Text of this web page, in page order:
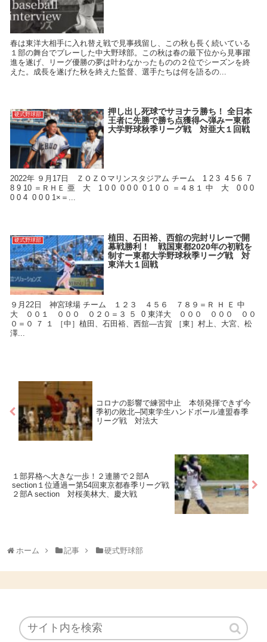
春は東洋大相手に入れ替え戦で見事残留し、この秋も長く続いている
１部の舞台でプレーした中大野球部。この秋は春の最下位から見事躍
進を遂げ、リーグ優勝の夢は叶わなかったものの２位でシーズンを終
えた。成長を遂げた秋を終えた監督、選手たちは何を語るの...
硬式野球部
押し出し死球でサヨナラ勝ち！ 全日本
王者に先勝で勝ち点獲得へ弾みー東都
大学野球秋季リーグ戦 対亜大１回戦
2022年 ９月17日 ＺＯＺＯマリンスタジアム チーム 1 2 3 4 5 6 7
8 9 10 ＝ＲＨＥ 亜 大 1 0 0 0 0 0 0 1 0 ０ ＝４８１ 中 大 0 0 0
0 0 4 0 0 0 1×＝...
硬式野球部
植田、石田裕、西舘の完封リレーで開
幕戦勝利！ 戦国東都2020年の初戦を
制すー東都大学野球秋季リーグ戦 対
東洋大１回戦
９月22日 神宮球場 チーム １２３ ４５６ ７８９＝Ｒ Ｈ Ｅ 中
大 ００１ ０００ ０２０＝３ ５ 0 東洋大 ０００ ０００ ００
０＝０ ７ １ ［中］植田、石田裕、西舘―古賀 ［東］村上、大宮、松
澤...
コロナの影響で練習中止 本領発揮できず今
季初の敗北─関東学生ハンドボール連盟春季
リーグ戦 対法大
１部昇格へ大きな一歩！２連勝で２部A
section１位通過ー第54回東京都春季リーグ戦
２部A section 対桜美林大、慶大戦
ホーム 記事 硬式野球部